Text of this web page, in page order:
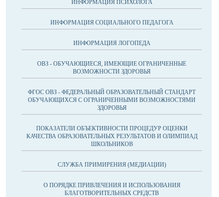
ИНФОРМАЦИЯ ПСИХОЛОГА
ИНФОРМАЦИЯ СОЦИАЛЬНОГО ПЕДАГОГА
ИНФОРМАЦИЯ ЛОГОПЕДА
ОВЗ - ОБУЧАЮЩИЕСЯ, ИМЕЮЩИЕ ОГРАНИЧЕННЫЕ
ВОЗМОЖНОСТИ ЗДОРОВЬЯ
ФГОС ОВЗ - ФЕДЕРАЛЬНЫЙ ОБРАЗОВАТЕЛЬНЫЙ СТАНДАРТ
ОБУЧАЮЩИХСЯ С ОГРАНИЧЕННЫМИ ВОЗМОЖНОСТЯМИ
ЗДОРОВЬЯ
ПОКАЗАТЕЛИ ОБЪЕКТИВНОСТИ ПРОЦЕДУР ОЦЕНКИ
КАЧЕСТВА ОБРАЗОВАТЕЛЬНЫХ РЕЗУЛЬТАТОВ И ОЛИМПИАД
ШКОЛЬНИКОВ
СЛУЖБА ПРИМИРЕНИЯ (МЕДИАЦИИ)
О ПОРЯДКЕ ПРИВЛЕЧЕНИЯ И ИСПОЛЬЗОВАНИЯ
БЛАГОТВОРИТЕЛЬНЫХ СРЕДСТВ